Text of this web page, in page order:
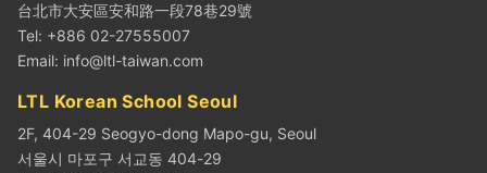
台北市大安區安和路一段78巷29號
Tel: +886 02-27555007
Email: info@ltl-taiwan.com
LTL Korean School Seoul
2F, 404-29 Seogyo-dong Mapo-gu, Seoul
서울시 마포구 서교동 404-29